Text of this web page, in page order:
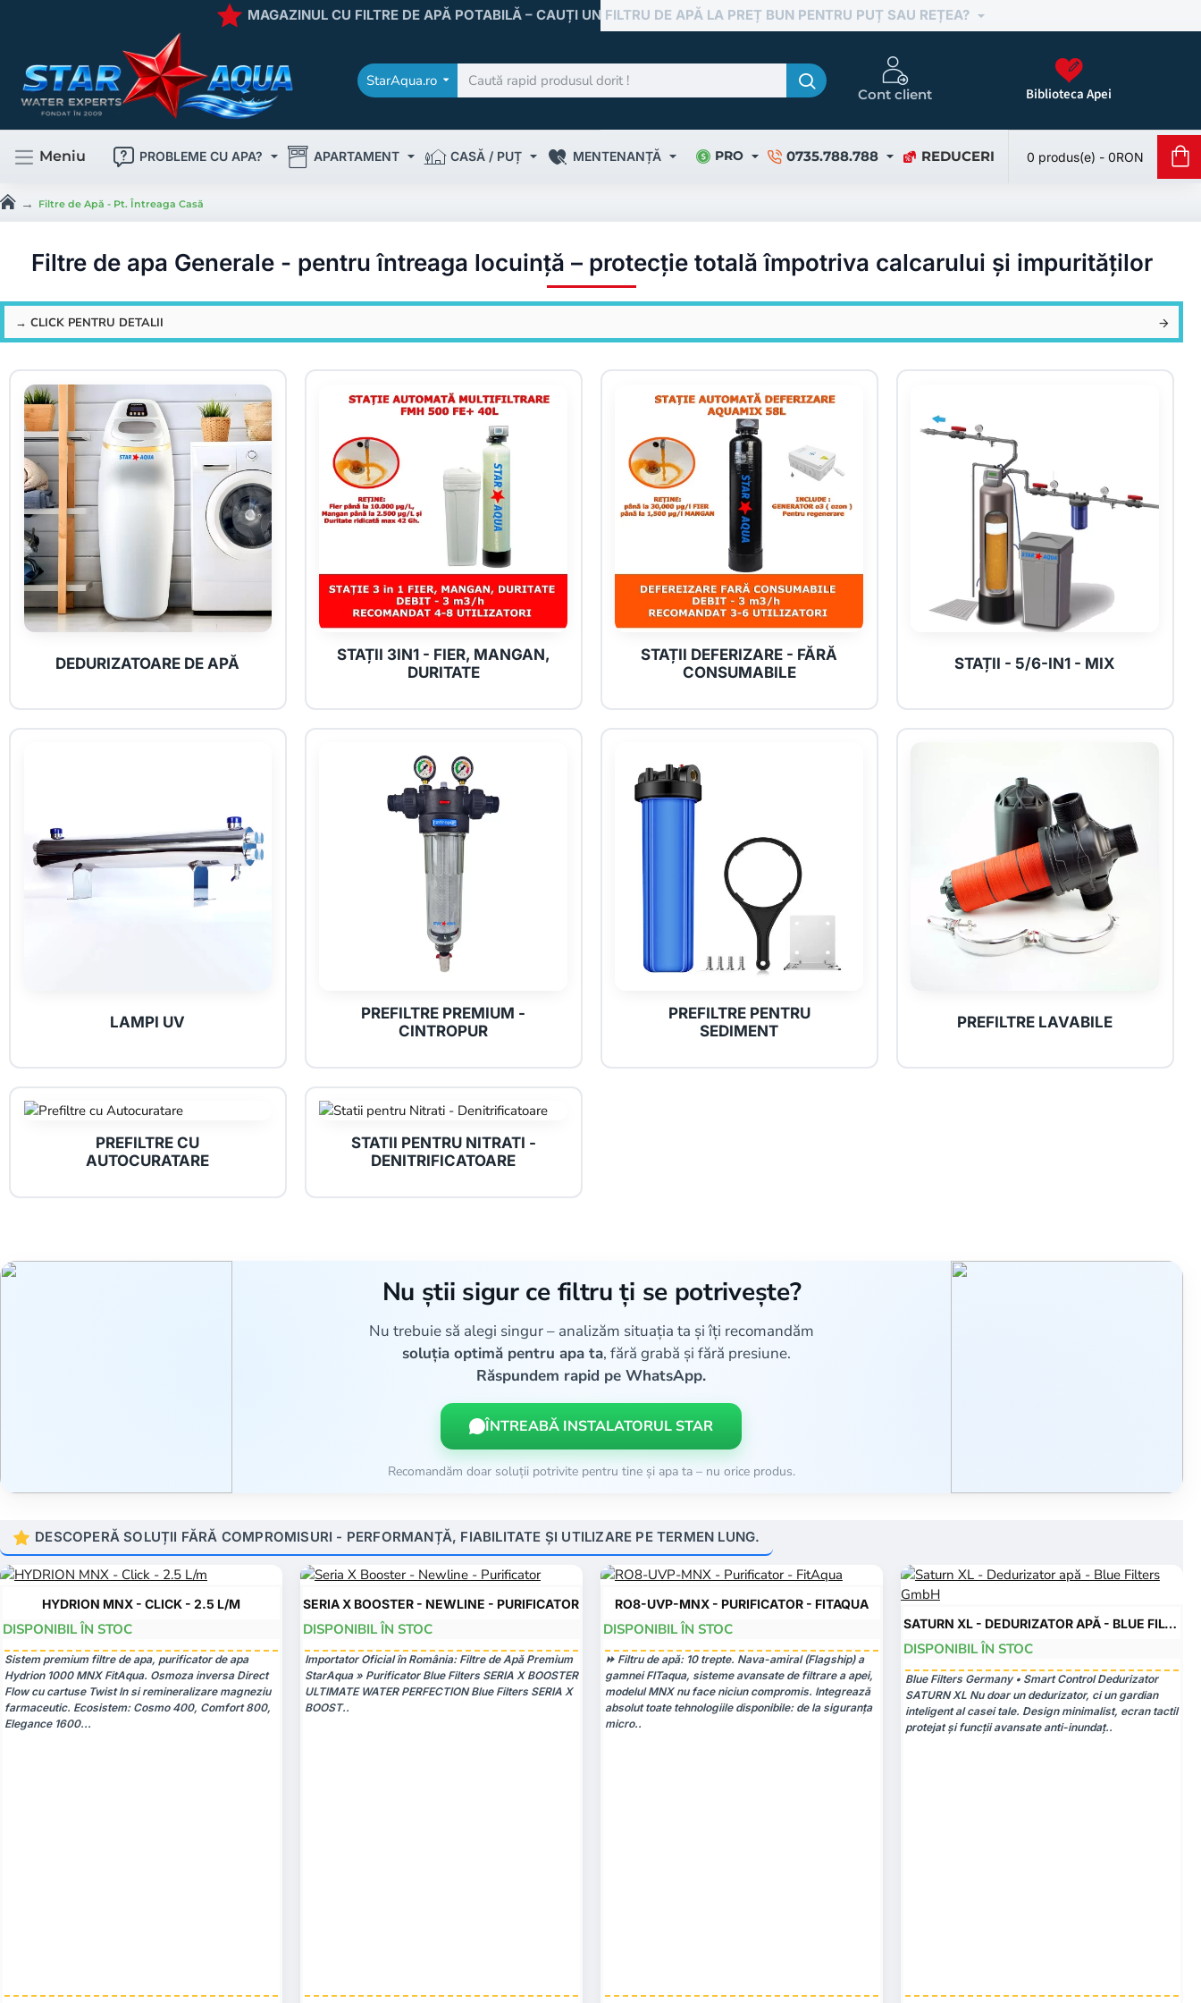
MAGAZINUL CU FILTRE DE APĂ POTABILĂ – CAUȚI UN FILTRU DE APĂ LA PREȚ BUN PENTRU PUȚ SAU REȚEA?
StarAqua.ro
Caută
!
Cont client Biblioteca Apei
Meniu PROBLEME CU APA? APARTAMENT CASĂ / PUȚ MENTENANȚĂ PRO 0735.788.788 REDUCERI 0 produs(e) - 0RON
Filtre de Apă - Pt. Întreaga Casă
Filtre de apa Generale - pentru întreaga locuință – protecție totală împotriva calcarului și impurităților
→ CLICK PENTRU DETALII
DEDURIZATOARE DE APĂ
STAȚII 3IN1 - FIER, MANGAN,
DURITATE
STAȚII DEFERIZARE - FĂRĂ
CONSUMABILE
STAȚII - 5/6-IN1 - MIX
LAMPI UV
PREFILTRE PREMIUM -
CINTROPUR
PREFILTRE PENTRU
SEDIMENT
PREFILTRE LAVABILE
PREFILTRE CU
AUTOCURATARE
STATII PENTRU NITRATI -
DENITRIFICATOARE
Nu știi sigur ce filtru ți se potrivește?
Nu trebuie să alegi singur – analizăm situația ta și îți recomandăm
soluția optimă pentru apa ta, fără grabă și fără presiune.
Răspundem rapid pe WhatsApp.
ÎNTREABĂ INSTALATORUL STAR
Recomandăm doar soluții potrivite pentru tine și apa ta – nu orice produs.
DESCOPERĂ SOLUȚII FĂRĂ COMPROMISURI - PERFORMANȚĂ, FIABILITATE ȘI UTILIZARE PE TERMEN LUNG.
DISPONIBIL ÎN STOC
HYDRION MNX - CLICK - 2.5 L/M
Sistem premium filtre de apa, purificator de apa
Hydrion 1000 MNX FitAqua. Osmoza inversa Direct
Flow cu cartuse Twist In si remineralizare magneziu
farmaceutic. Ecosistem: Cosmo 400, Comfort 800,
Elegance 1600...
POPULAR
ANTI-OXIDANT
DISPONIBIL ÎN STOC
SERIA X BOOSTER - NEWLINE - PURIFICATOR
Importator Oficial în România: Filtre de Apă Premium
StarAqua » Purificator Blue Filters SERIA X BOOSTER
ULTIMATE WATER PERFECTION Blue Filters SERIA X
BOOST..
POPULAR
-12%
DISPONIBIL ÎN STOC
RO8-UVP-MNX - PURIFICATOR - FITAQUA
⏩ Filtru de apă: 10 trepte. Nava-amiral (Flagship) a
gamnei FITaqua, sisteme avansate de filtrare a apei,
modelul MNX nu face niciun compromis. Integrează
absolut toate tehnologiile disponibile: de la siguranța
micro..
POPULAR
VAS SARE USCAT
-15%
DISPONIBIL ÎN STOC
SATURN XL - DEDURIZATOR APĂ - BLUE FILTERS GMBH
Blue Filters Germany • Smart Control Dedurizator
SATURN XL Nu doar un dedurizator, ci un gardian
inteligent al casei tale. Design minimalist, ecran tactil
protejat și funcții avansate anti-inundaț..